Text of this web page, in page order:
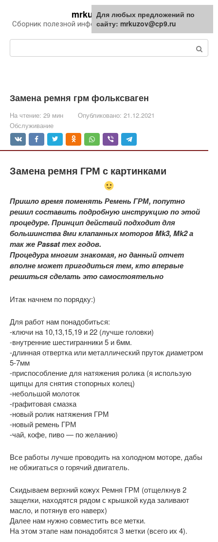
контенту
mrkuzov.ru
Сборник полезной информации про автомобили
Замена ремня грм фольксваген
На чтение: 29 мин Опубликовано: 21.12.2021
Обслуживание
Замена ремня ГРМ с картинками
Пришло время поменять Ремень ГРМ, попутно
решил составить подробную инструкцию по этой
процедуре. Принцип действий подходит для
большинства 8ми клапанных моторов Mk3, Mk2 а
так же Passat тех годов.
Процедура многим знакомая, но данный отчет
вполне может пригодиться тем, кто впервые
решиться сделать это самостоятельно
Итак начнем по порядку:)
Для работ нам понадобиться:
-ключи на 10,13,15,19 и 22 (лучше головки)
-внутренние шестигранники 5 и 6мм.
-длинная отвертка или металлический пруток диаметром
5-7мм
-приспособление для натяжения ролика (я использую
щипцы для снятия стопорных колец)
-небольшой молоток
-графитовая смазка
-новый ролик натяжения ГРМ
-новый ремень ГРМ
-чай, кофе, пиво — по желанию)
Все работы лучше проводить на холодном моторе, дабы
не обжигаться о горячий двигатель.
Скидываем верхний кожух Ремня ГРМ (отщелкнув 2
защелки, находятся рядом с крышкой куда заливают
масло, и потянув его наверх)
Далее нам нужно совместить все метки.
На этом этапе нам понадобятся 3 метки (всего их 4).
Для любых предложений по
сайту: mrkuzov@cp9.ru
Для любых предложений по
сайту: mrkuzov@cp9.ru